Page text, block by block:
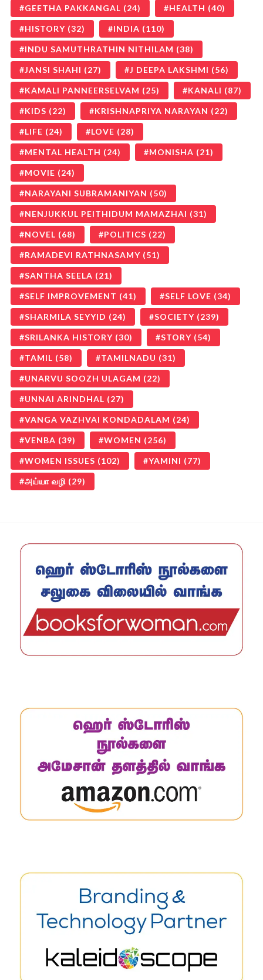
GEETHA PAKKANGAL (24) HEALTH (40)
HISTORY (32) INDIA (110)
INDU SAMUTHRATHIN NITHILAM (38)
JANSI SHAHI (27) J DEEPA LAKSHMI (56)
KAMALI PANNEERSELVAM (25) KANALI (87)
KIDS (22) KRISHNAPRIYA NARAYAN (22)
LIFE (24) LOVE (28)
MENTAL HEALTH (24) MONISHA (21)
MOVIE (24)
NARAYANI SUBRAMANIYAN (50)
NENJUKKUL PEITHIDUM MAMAZHAI (31)
NOVEL (68) POLITICS (22)
RAMADEVI RATHNASAMY (51)
SANTHA SEELA (21)
SELF IMPROVEMENT (41) SELF LOVE (34)
SHARMILA SEYYID (24) SOCIETY (239)
SRILANKA HISTORY (30) STORY (54)
TAMIL (58) TAMILNADU (31)
UNARVU SOOZH ULAGAM (22)
UNNAI ARINDHAL (27)
VANGA VAZHVAI KONDADALAM (24)
VENBA (39) WOMEN (256)
WOMEN ISSUES (102) YAMINI (77)
அய்யா வழி (29)